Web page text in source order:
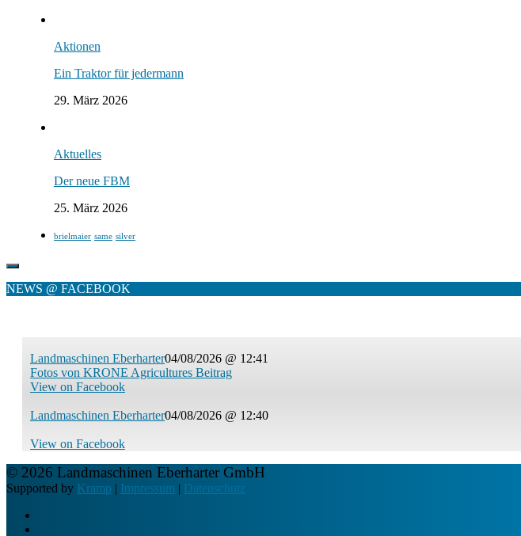
Aktionen
Ein Traktor für jedermann
29. März 2026
Aktuelles
Der neue FBM
25. März 2026
brielmaier same silver
NEWS @ FACEBOOK
Landmaschinen Eberharter04/08/2026 @ 12:41
Fotos von KRONE Agricultures Beitrag
View on Facebook
Landmaschinen Eberharter04/08/2026 @ 12:40
View on Facebook
© 2026 Landmaschinen Eberharter GmbH
Supported by Kramp | Impressum | Datenschutz